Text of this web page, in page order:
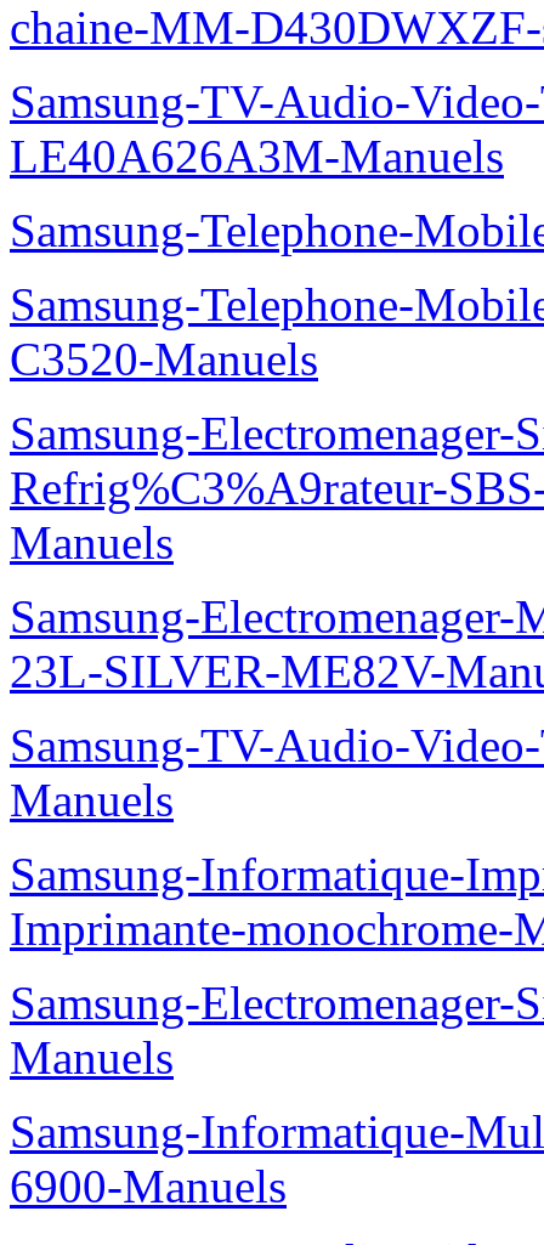
chaine-MM-
Samsung-TV-Audio-
LE40A626A3M-Manuels
Samsung-Telephone-
Samsung-Telephone-
C3520-Manuels
Samsung-Electromenager-
Refrig%C3%A9rateur-
Manuels
Samsung-
23L-SILVER-ME82V-
Samsung-TV-Audio-
Manuels
Samsung-Informatique-
Imprimante-monochrome-
Samsung-
Manuels
Samsung-Informatique-
6900-Manuels